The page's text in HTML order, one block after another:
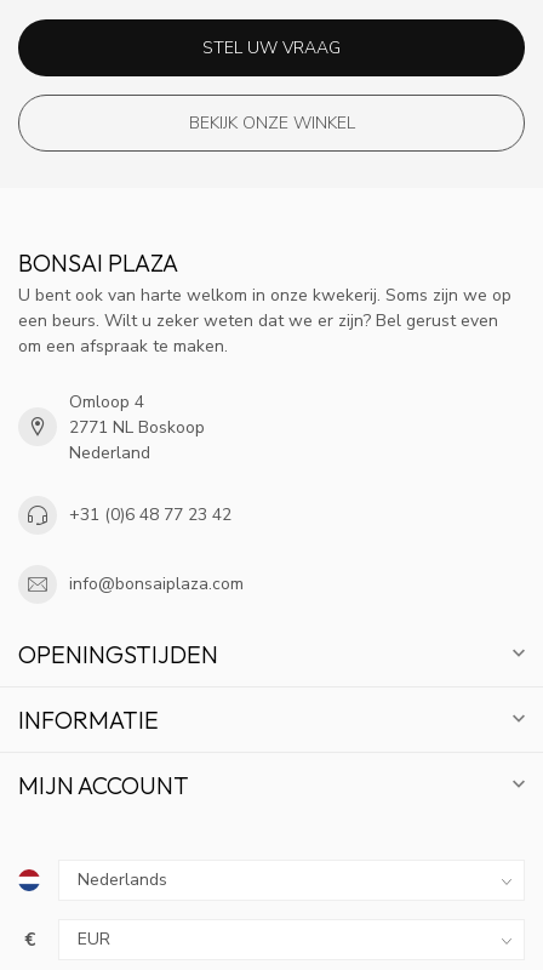
STEL UW VRAAG
BEKIJK ONZE WINKEL
BONSAI PLAZA
U bent ook van harte welkom in onze kwekerij. Soms zijn we op
een beurs. Wilt u zeker weten dat we er zijn? Bel gerust even
om een afspraak te maken.
Omloop 4
2771 NL Boskoop
Nederland
+31 (0)6 48 77 23 42
info@bonsaiplaza.com
OPENINGSTIJDEN
INFORMATIE
MIJN ACCOUNT
€